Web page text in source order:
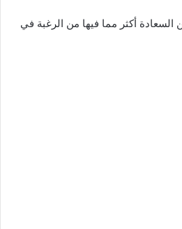
السعادة أكثر مما فيها من الرغبة في